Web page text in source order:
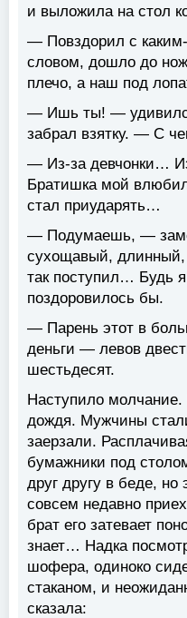
и выложила на стол
— Повздорил с
словом, дошло до
плечо, а наш под
— Ишь ты! —
забрал взятку. — С
— Из-за девчонки…
Братишка мой
стал приударять…
— Подумаешь, —
сухощавый, длинный,
так поступил… Будь
поздоровилось бы.
— Парень этот в
деньги — левов
шестьдесят.
Наступило молчание.
дождя. Мужчины
заерзали.
бумажники под
друг другу в беде,
совсем недавно
брат его затевает
знает… Надка
шофера, одиноко
стаканом, и
сказала: